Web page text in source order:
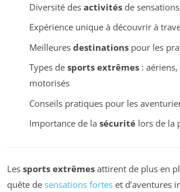
Diversité des activitésde
Expérience unique à découvrir à
Meilleures destinationspour les
Types de sports extrêmes: aériens,
motorisés
Conseils pratiques pour les
Importance de la sécuritélors de la
Les sports extrêmes attirent de plus en
quête de sensations fortes et d’aventures